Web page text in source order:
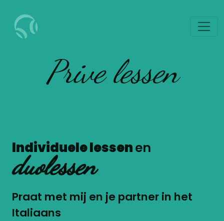
Prive lessen
Individuele lessenen
duolessen
Praat met mij en je partner in het
Italiaans